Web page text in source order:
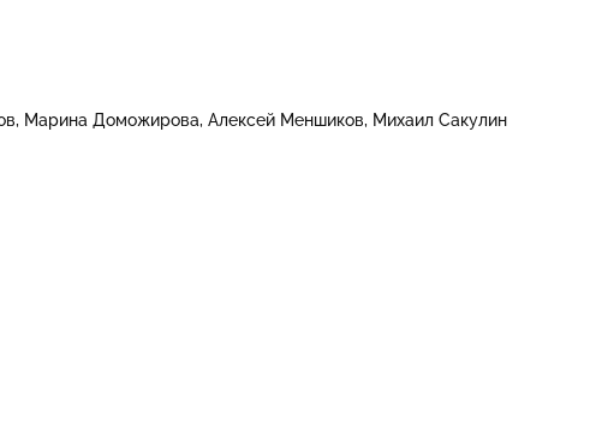
Марина Доможирова Алексей Меншиков Михаил Сакулин